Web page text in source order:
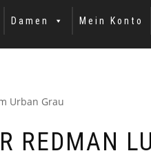
Damen Mein Konto
Urban Grau
REDMAN